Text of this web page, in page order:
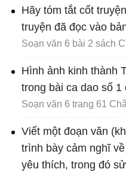
Hãy tóm tắt cốt
truyện đã đọc vào
Soạn văn 6 bài 2 sách
Hình ảnh kinh thành
trong bài ca dao số
Soạn văn 6 trang 61
Viết một đoạn văn
trình bày cảm nghĩ
yêu thích, trong đó